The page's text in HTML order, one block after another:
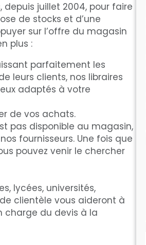
depuis juillet 2004, pour faire
de stocks et d’une
sur l’offre du magasin
plus :
parfaitement les
leurs clients, nos libraires
adaptés à votre
de vos achats.
pas disponible au magasin,
fournisseurs. Une fois que
pouvez venir le chercher
lycées, universités,
clientèle vous aideront à
charge du devis à la